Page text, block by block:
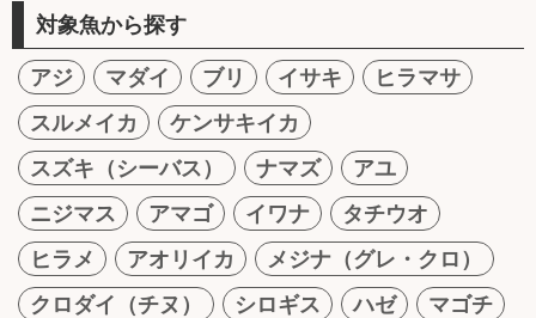
対象魚から探す
アジ マダイ ブリ イサキ
ヒラマサ
スルメイカ
ケンサキイカ
スズキ（シーバス）
ナマズ
アユ
ニジマス
アマゴ イワナ
タチウオ
ヒラメ
アオリイカ
メジナ（グレ・クロ）
クロダイ（チヌ）
シロギス ハゼ
マゴチ